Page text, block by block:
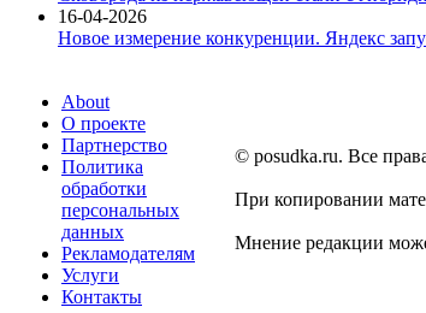
16-04-2026
Новое измерение конкуренции. Яндекс
About
О проекте
Партнерство
Политика
обработки
персональных
данных
Рекламодателям
Услуги
Контакты
© posudka.ru. Все
При копировании
Мнение редакции